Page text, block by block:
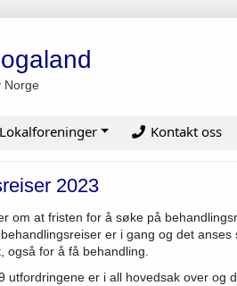
Norge
Lokalforeninger Kontakt oss
2023
om at fristen for å søke på
er i gang og det anses
også for å få behandling.
utfordringene er i all hovedsak over og